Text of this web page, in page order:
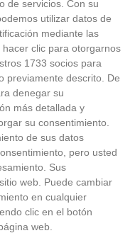
de servicios. Con su
utilizar datos de
mediante las
clic para otorgarnos
1733 socios para
previamente descrito. De
denegar su
más detallada y
su consentimiento.
de sus datos
pero usted
Sus
web. Puede cambiar
en cualquier
clic en el botón
web.